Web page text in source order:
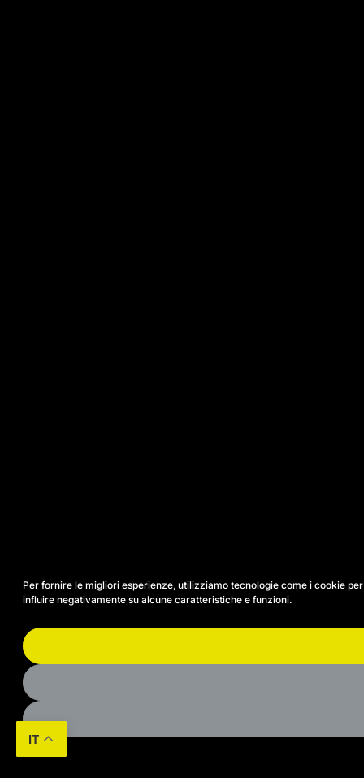
Per fornire le migliori esperienze, utilizziamo tecnologie come i cookie
influire negativamente su alcune caratteristiche e funzioni.
IT